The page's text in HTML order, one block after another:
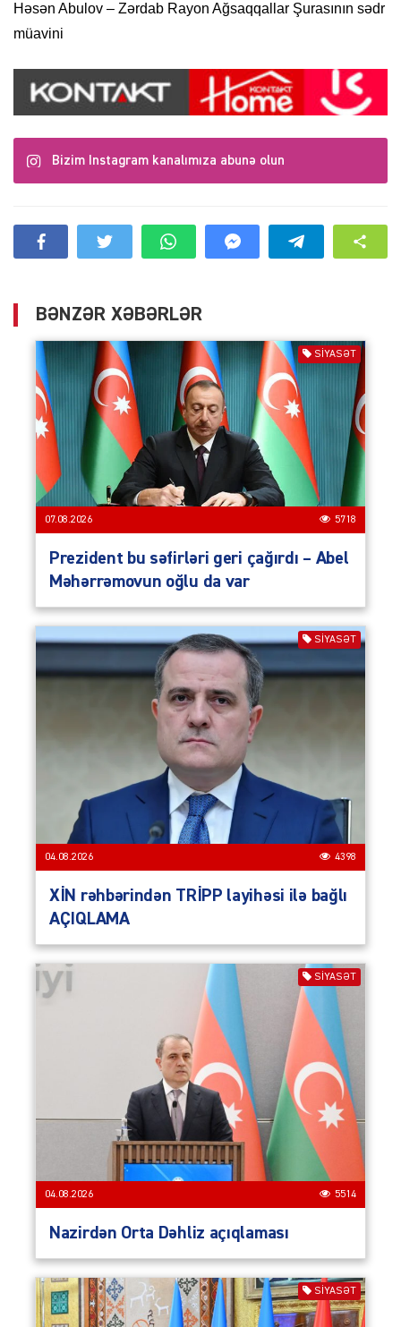
Həsən Abulov – Zərdab Rayon Ağsaqqallar Şurasının sədr
müavini
Bizim Instagram kanalımıza abunə olun
BƏNZƏR XƏBƏRLƏR
SIYASƏT
07.08.2026 5718
Prezident bu səfirləri geri çağırdı – Abel
Məhərrəmovun oğlu da var
SIYASƏT
04.08.2026 4398
XİN rəhbərindən TRİPP layihəsi ilə bağlı
AÇIQLAMA
SIYASƏT
04.08.2026 5514
Nazirdən Orta Dəhliz açıqlaması
SIYASƏT